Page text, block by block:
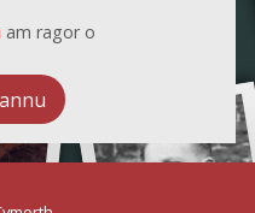
am ragor o